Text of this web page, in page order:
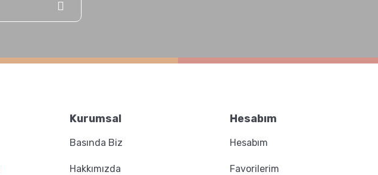
Kurumsal
Basında Biz
Hakkımızda
Hesabım
Hesabım
Favorilerim